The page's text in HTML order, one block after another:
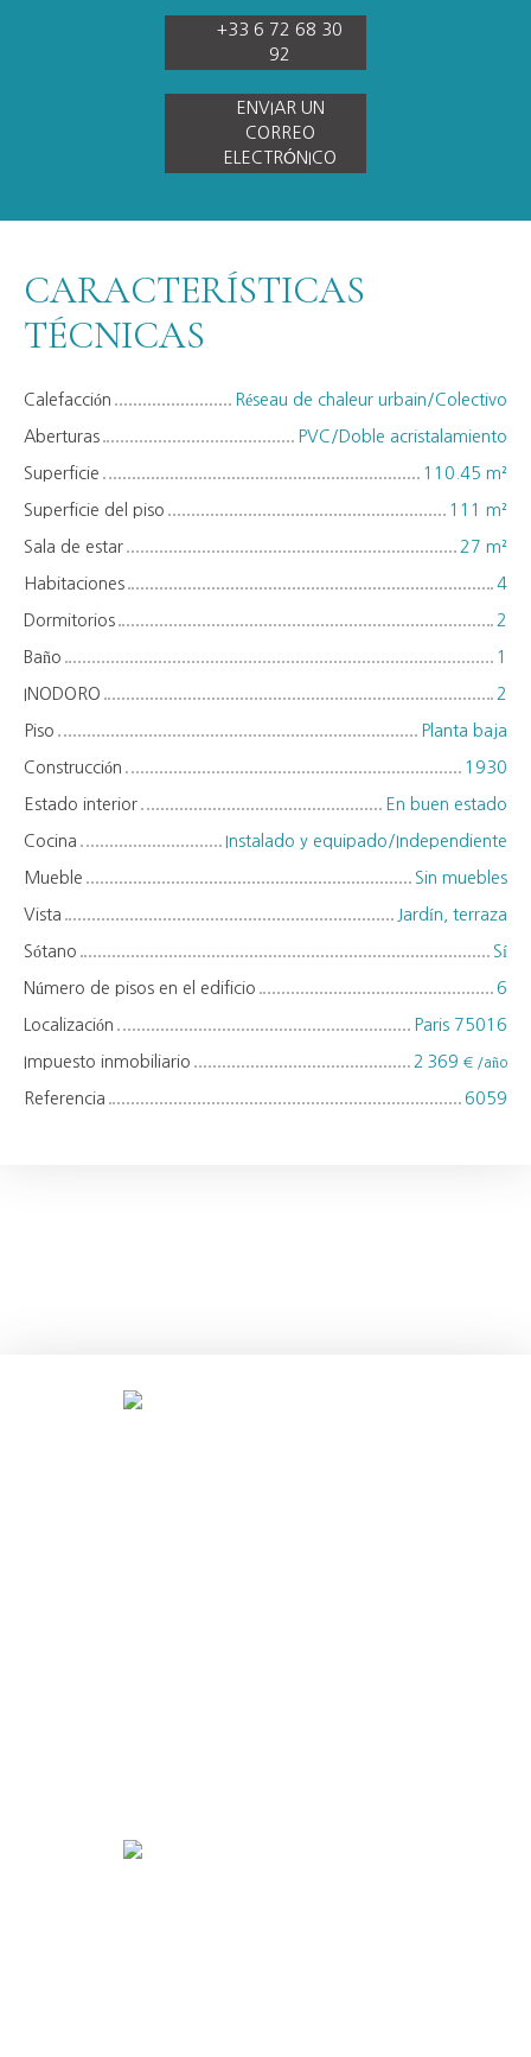
+33 6 72 68 30
92
ENVIAR UN
CORREO
ELECTRÓNICO
CARACTERÍSTICAS
TÉCNICAS
Calefacción Réseau de chaleur urbain/Colectivo
Aberturas PVC/Doble acristalamiento
Superficie 110.45 m²
Superficie del piso 111 m²
Sala de estar 27 m²
Habitaciones 4
Dormitorios 2
Baño 1
INODORO 2
Piso Planta baja
Construcción 1930
Estado interior En buen estado
Cocina Instalado y equipado/Independiente
Mueble Sin muebles
Vista Jardín, terraza
Sótano Sí
Número de pisos en el edificio 6
Localización Paris 75016
Impuesto inmobiliario 2 369 € /año
Referencia 6059